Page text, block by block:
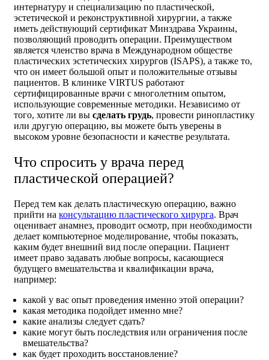
интернатуру и специализацию по пластической,
эстетической и реконструктивной хирургии, а также
иметь действующий сертификат Минздрава Украины,
позволяющий проводить операции. Преимуществом
является членство врача в Международном обществе
пластических эстетических хирургов (ISAPS), а также то,
что он имеет большой опыт и положительные отзывы
пациентов. В клинике VIRTUS работают
сертифицированные врачи с многолетним опытом,
использующие современные методики. Независимо от
того, хотите ли вы сделать грудь, провести ринопластику
или другую операцию, вы можете быть уверены в
высоком уровне безопасности и качестве результата.
Что спросить у врача перед
пластической операцией?
Перед тем как делать пластическую операцию, важно
прийти на консультацию пластического хирурга. Врач
оценивает анамнез, проводит осмотр, при необходимости
делает компьютерное моделирование, чтобы показать,
каким будет внешний вид после операции. Пациент
имеет право задавать любые вопросы, касающиеся
будущего вмешательства и квалификации врача,
например:
какой у вас опыт проведения именно этой операции?
какая методика подойдет именно мне?
какие анализы следует сдать?
какие могут быть последствия или ограничения после
вмешательства?
как будет проходить восстановление?